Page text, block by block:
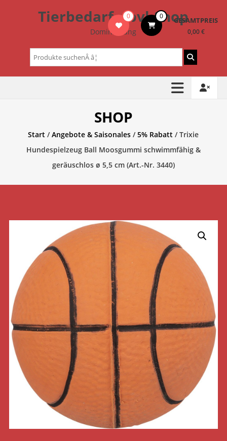
Tierbedarf – bvl-Shop
Dominik Lang
0 0 GESAMTPREIS
0,00 €
Suchen
nach:
SHOP
Start /Angebote & Saisonales /5% Rabatt / Trixie
Hundespielzeug Ball Moosgummi schwimmfähig &
geräuschlos ø 5,5 cm (Art.-Nr. 3440)